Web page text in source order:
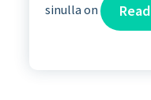
sinulla on